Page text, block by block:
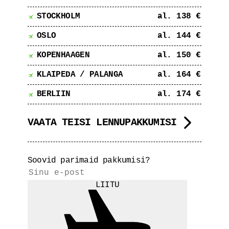
STOCKHOLM al. 138 €
OSLO al. 144 €
KOPENHAAGEN al. 150 €
KLAIPEDA / PALANGA al. 164 €
BERLIIN al. 174 €
VAATA TEISI LENNUPAKKUMISI
Soovid parimaid pakkumisi?
LIITU